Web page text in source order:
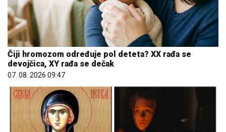
Čiji hromozom određuje pol deteta? XX rađa se
devojčica, XY rađa se dečak
07. 08. 2026 09:47